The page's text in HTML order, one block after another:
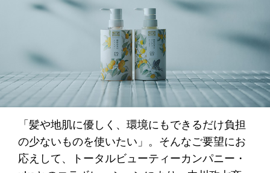
「髪や地肌に優しく、環境にもできるだけ負担
の少ないものを使いたい」。そんなご要望にお
応えして、トータルビューティーカンパニー・